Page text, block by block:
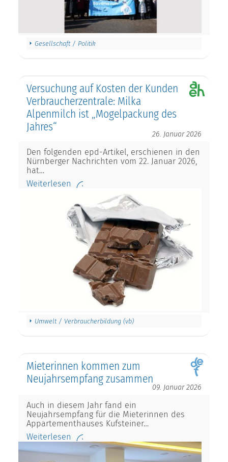
Gesellschaft / Politik
Versuchung auf Kosten der Kunden
Verbraucherzentrale: Milka
Alpenmilch ist „Mogelpackung des
Jahres“
26. Januar 2026
Den folgenden epd-Artikel, erschienen in den
Nürnberger Nachrichten vom 22. Januar 2026,
hat…
Weiterlesen
Umwelt / Verbraucherbildung (vb)
Mieterinnen kommen zum
Neujahrsempfang zusammen
09. Januar 2026
Auch in diesem Jahr fand ein
Neujahrsempfang für die Mieterinnen des
Appartementhauses Kufsteiner…
Weiterlesen